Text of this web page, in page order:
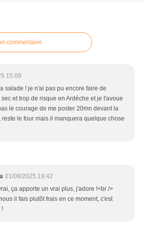
commentaire
15:08
salade ! je n'ai pas pu encore faire de
et trop de risque en Ardèche et je t'avoue
le courage de me poster 20mn devant la
reste le four mais il manquera quelque chose
01/08/2025 19:42
ça apporte un vrai plus, j'adore !<br />
il fais plutôt frais en ce moment, c'est
!